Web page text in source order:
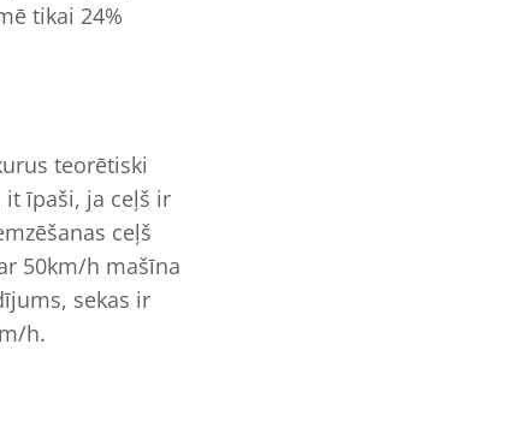
tikai 24%
teorētiski
it īpaši, ja ceļš ir
ceļš
50km/h mašīna
sekas ir
h.